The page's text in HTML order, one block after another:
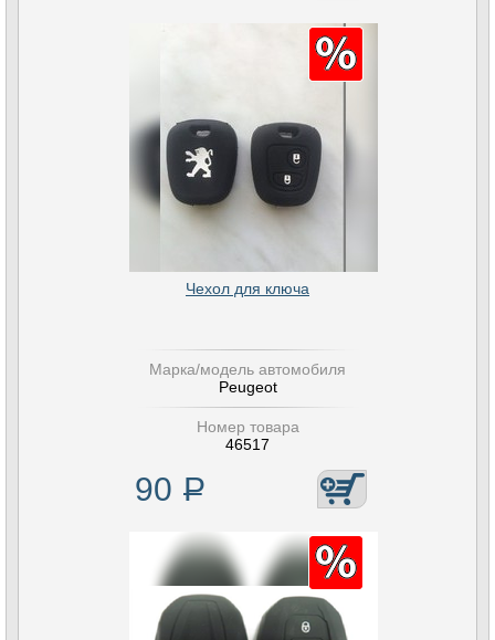
Чехол для ключа
Марка/модель автомобиля
Peugeot
Номер товара
46517
90 Р